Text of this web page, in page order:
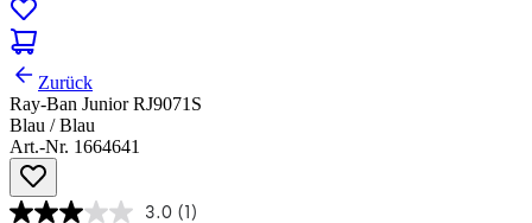
Zurück
Ray-Ban Junior RJ9071S
Blau / Blau
Art.-Nr. 1664641
3.0 (1)